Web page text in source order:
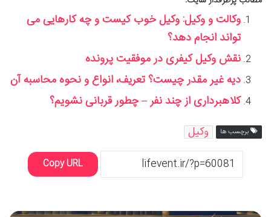
وکالت و وکیل: وکیل خوب کیست و چه کارهایی می‌
تواند انجام دهد؟
نقش وکیل کیفری در موفقیت پرونده
دیه غیر مقدر چیست؟ تعریف، انواع و نحوه محاسبه آن
کلاهبرداری از چند نفر – چطور قربانی نشویم؟
برچسب ها وکیل
Copy URL